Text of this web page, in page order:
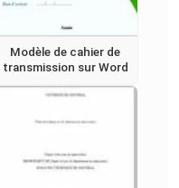
Modèle de cahier de
transmission sur Word